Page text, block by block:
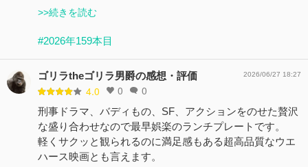
>>続きを読む
#2026年159本目
ゴリラtheゴリラ男爵の感想・評価
4.0 0 0
2026/06/27 18:27
刑事ドラマ、バディもの、SF、アクションをのせた贅沢
な盛り合わせなので最早娯楽のランチプレートです。
軽くサクッと観られるのに満足感もある超高品質なウエ
ハース映画とも言えます。